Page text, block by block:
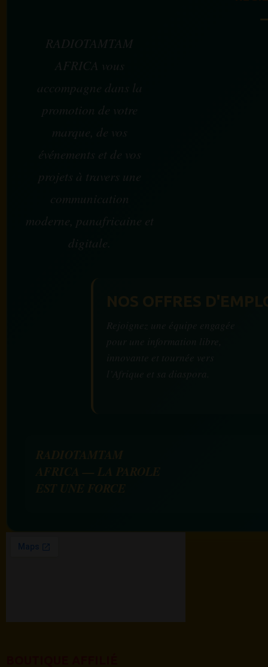
RADIOTAMTAM
AFRICA vous
accompagne dans la
promotion de votre
marque, de vos
événements et de vos
projets à travers une
communication
moderne, panafricaine et
digitale.